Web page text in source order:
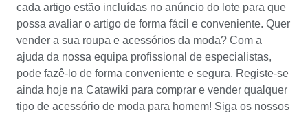
cada artigo estão incluídas no anúncio do lote para que
possa avaliar o artigo de forma fácil e conveniente. Quer
vender a sua roupa e acessórios da moda? Com a
ajuda da nossa equipa profissional de especialistas,
pode fazê-lo de forma conveniente e segura. Registe-se
ainda hoje na Catawiki para comprar e vender qualquer
tipo de acessório de moda para homem! Siga os nossos